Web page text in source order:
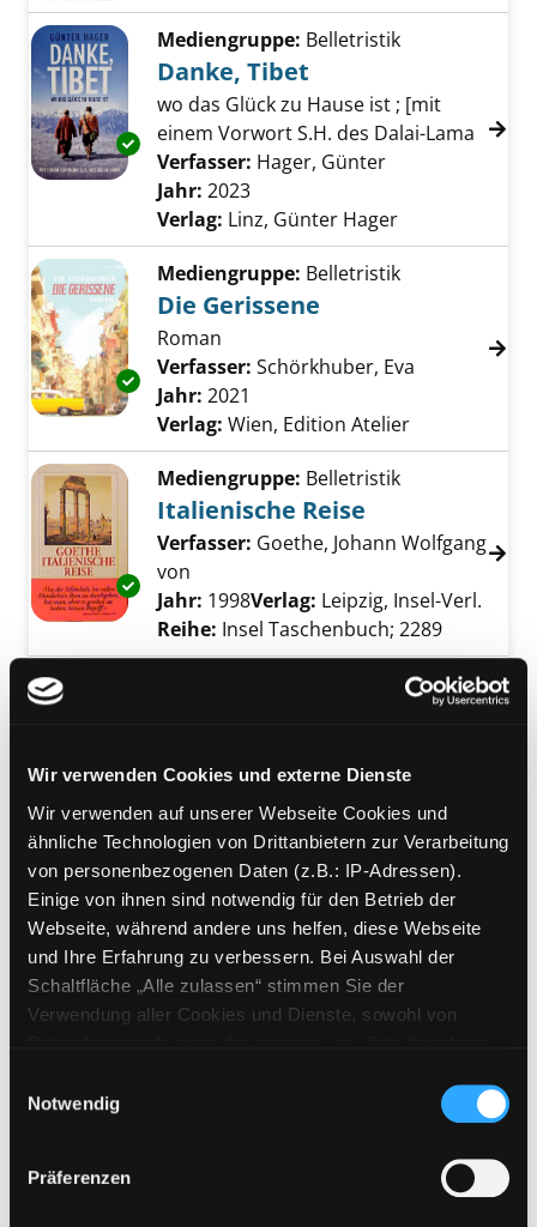
Wir verwenden Cookies und externe Dienste
Wir verwenden auf unserer Webseite Cookies und
ähnliche Technologien von Drittanbietern zur Verarbeitung
von personenbezogenen Daten (z.B.: IP-Adressen).
Einige von ihnen sind notwendig für den Betrieb der
Webseite, während andere uns helfen, diese Webseite
und Ihre Erfahrung zu verbessern. Bei Auswahl der
Schaltfläche „Alle zulassen“ stimmen Sie der
Verwendung aller Cookies und Dienste, sowohl von
Cookies von Drittanbietern, eine Verarbeitung in
unsicheren Drittländern (Länder außerhalb des EWR
ohne adäquates Datenschutzniveau) stattfinden kann. In
diesem Zusammenhang können aktuell Risiken für
Notwendig
Präferenzen
Exemplar-Details von Danke, Tibet anzeigen
Mediengruppe: Belletristik
Danke, Tibet
wo das Glück zu Hause ist ; [mit
einem Vorwort S.H. des Dalai-Lama
Verfasser: Hager, Günter
Jahr: 2023
Verlag: Linz, Günter Hager
Exemplar-Details von Die Gerissene anzeigen
Mediengruppe: Belletristik
Die Gerissene
Roman
Verfasser: Schörkhuber, Eva
Jahr: 2021
Verlag: Wien, Edition Atelier
Exemplar-Details von Italienische Reise
Mediengruppe: Belletristik
Italienische Reise
Verfasser: Goethe, Johann Wolfgang
von
Jahr: 1998Verlag: Leipzig, Insel-Verl.
Reihe: Insel Taschenbuch; 2289
Exemplar-Details von Am Ende der Reise
Verfasser:Docx, EdwardSuche nach
Jahr:2017
Verlag: Zürich, Kein u. Aber
Exemplar-Details von Im Licht der roten
Mediengruppe:Belletristik
Im Licht der roten Erde
ein Australien-Roman
Verfasser:Morrissey, Di Suche nach
Jahr:2011 Verlag: Augsburg, Jokers
Exemplar-Details von Schafe im Schnee
Suche